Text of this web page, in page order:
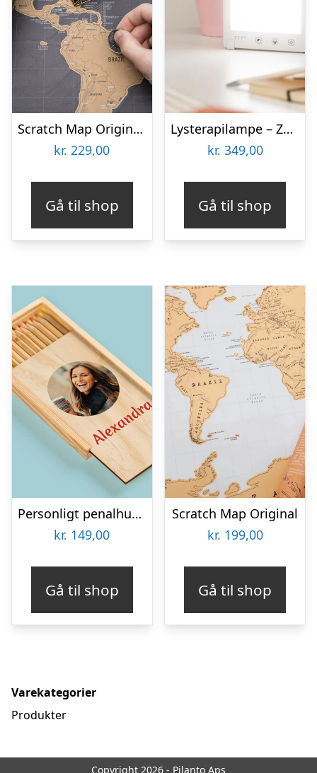
Scratch Map Original Deluxe
kr. 229,00
Gå til shop
Lysterapilampe – Zenkuru
kr. 349,00
Gå til shop
Personligt penalhus med foto & tekst
kr. 149,00
Gå til shop
Scratch Map Original
kr. 199,00
Gå til shop
Varekategorier
Produkter
Copyright 2026 - Pilanto Aps